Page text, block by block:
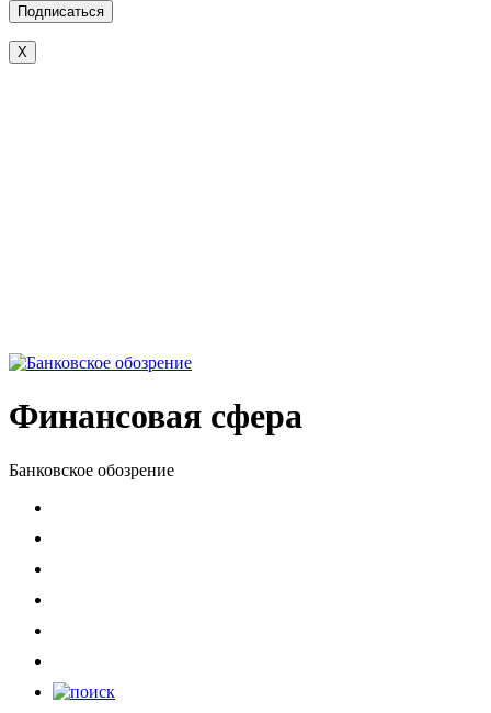
X
Финансовая сфера
Банковское обозрение